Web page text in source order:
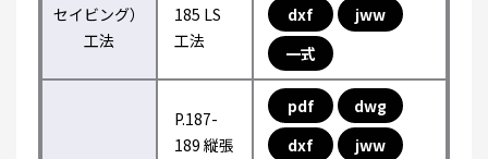
セイビング）
工法
185 LS
工法
dxf
jww
一式
P.187-
189 縦張
pdf
dwg
dxf
jww